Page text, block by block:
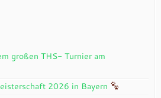
großen THS- Turnier am
2026 in Bayern